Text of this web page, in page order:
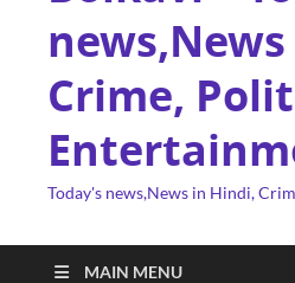
Crime,
Today's news,News in Hindi,
MAIN MENU